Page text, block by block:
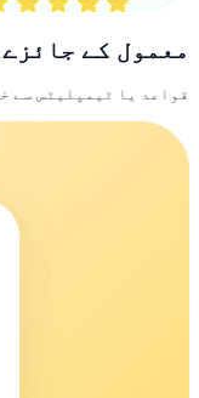
معمول کے
قواعد یا ٹیمپلیٹس سے